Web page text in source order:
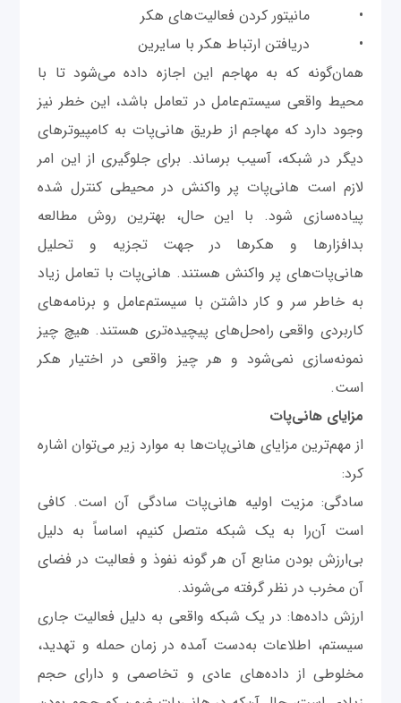
• مانیتور کردن فعالیت‌های هکر
• دریافتن ارتباط هکر با سایرین
همان‌گونه که به مهاجم این اجازه داده می‌شود تا با
محیط واقعی سیستم‌عامل در تعامل باشد، این خطر نیز
وجود دارد که مهاجم از طریق هانی‌پات به کامپیوترهای
دیگر در شبکه، آسیب برساند. برای جلوگیری از این امر
لازم است هانی‌پات پر واکنش در محیطی کنترل شده
پیاده‌سازی شود. با این حال، بهترین روش مطالعه
بدافزارها و هکرها در جهت تجزیه و تحلیل
هانی‌پات‌های پر واکنش هستند. هانی‌پات با تعامل زیاد
به خاطر سر و کار داشتن با سیستم‌عامل و برنامه‌های
کاربردی واقعی راه‌حل‌های پیچیده‌تری هستند. هیچ چیز
نمونه‌سازی نمی‌شود و هر چیز واقعی در اختیار هکر
است.
مزایای هانی‌پات
از مهم‌ترین مزایای هانی‌پات‌ها به موارد زیر می‌توان اشاره
کرد:
سادگی: مزیت اولیه هانی‌پات سادگی آن است. کافی
است آن‌را به یک شبکه متصل کنیم، اساساً به دلیل
بی‌ارزش بودن منابع آن هر گونه نفوذ و فعالیت در فضای
آن مخرب در نظر گرفته می‌شوند.
ارزش داده‌ها: در یک شبکه واقعی به دلیل فعالیت جاری
سیستم، اطلاعات به‌دست آمده در زمان حمله و تهدید،
مخلوطی از داده‌های عادی و تخاصمی و دارای حجم